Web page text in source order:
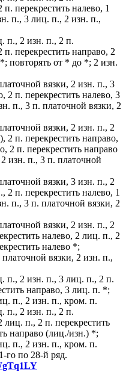
перекрестить налево, 1
п., 3 лиц. п., 2 изн. п.,
п., 2 изн. п., 2 п.
перекрестить направо, 2
повторять от * до *; 2 изн.
вязки, 2 изн. п., 3
2 п. перекрестить налево, 3
п., 3 п. платочной вязки, 2
вязки, 2 изн. п., 2
2 п. перекрестить направо,
2 п. перекрестить направо
изн. п., 3 п. платочной
вязки, 3 изн. п., 2
2 п. перекрестить налево, 1
п., 3 п. платочной вязки, 2
вязки, 2 изн. п., 2
налево, 2 лиц. п., 2
налево *;
вязки, 2 изн. п.,
п., 2 изн. п., 3 лиц. п., 2 п.
направо, 3 лиц. п. *;
п., 2 изн. п., кром. п.
п., 2 изн. п., 2 п.
лиц. п., 2 п. перекрестить
направо (лиц./изн.) *;
п., 2 изн. п., кром. п.
го по 28-й ряд.